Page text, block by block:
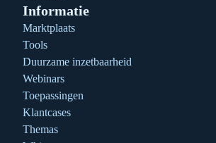
Informatie
Marktplaats
Tools
Duurzame inzetbaarheid
Webinars
Toepassingen
Klantcases
Themas